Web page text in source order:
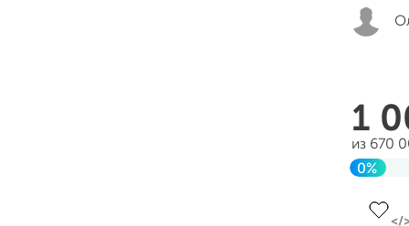
1
из 670
0%